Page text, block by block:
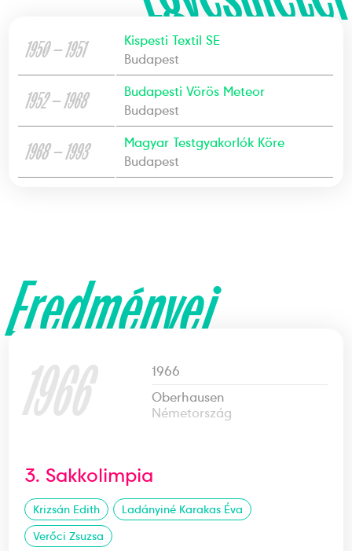
1950 — 1951
Kispesti Textil SE
Budapest
1952 — 1968
Budapesti Vörös Meteor
Budapest
1968 — 1993
Magyar Testgyakorlók Köre
Budapest
Eredményei
1966
1966
Oberhausen
Németország
3. Sakkolimpia
Krizsán Edith
Ladányiné Karakas Éva
Verőci Zsuzsa